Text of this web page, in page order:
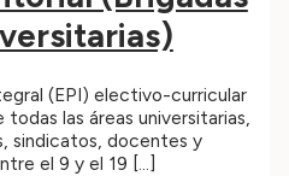
(EPI) electivo-curricular
las áreas universitarias,
sindicatos, docentes y
el 9 y el 19 […]